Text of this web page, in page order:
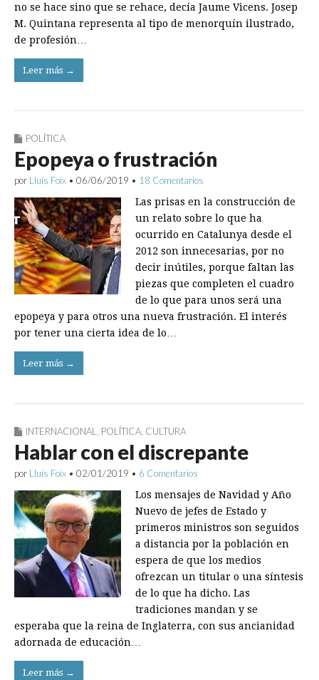
no se hace sino que se rehace, decía Jaume Vicens. Josep
M. Quintana representa al tipo de menorquín ilustrado,
de profesión…
Leer más →
POLÍTICA
Epopeya o frustración
por Lluís Foix • 06/06/2019 • 18 Comentarios
Las prisas en la construcción de
un relato sobre lo que ha
ocurrido en Catalunya desde el
2012 son innecesarias, por no
decir inútiles, porque faltan las
piezas que completen el cuadro
de lo que para unos será una
epopeya y para otros una nueva frustración. El interés
por tener una cierta idea de lo…
Leer más →
INTERNACIONAL POLÍTICA CULTURA
Hablar con el discrepante
por Lluís Foix • 02/01/2019 • 6 Comentarios
Los mensajes de Navidad y Año
Nuevo de jefes de Estado y
primeros ministros son seguidos
a distancia por la población en
espera de que los medios
ofrezcan un titular o una síntesis
de lo que ha dicho. Las
tradiciones mandan y se
esperaba que la reina de Inglaterra, con sus ancianidad
adornada de educación…
Leer más →